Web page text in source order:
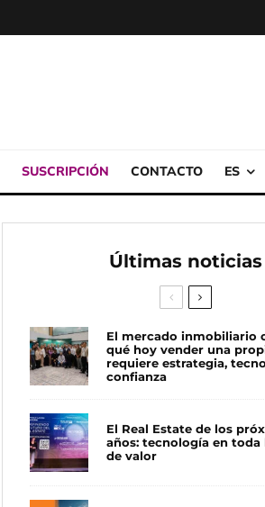
SUSCRIPCIÓN CONTACTO ES
Últimas noticias
El mercado inmobiliario
qué hoy vender una
requiere estrategia,
confianza
El Real Estate de los
años: tecnología en toda
de valor